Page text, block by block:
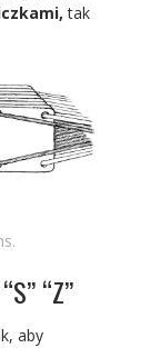
tak
“Z”
aby